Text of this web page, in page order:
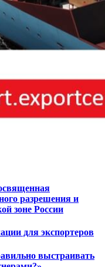
разрешения и
зоне России
для экспортеров
выстраивать